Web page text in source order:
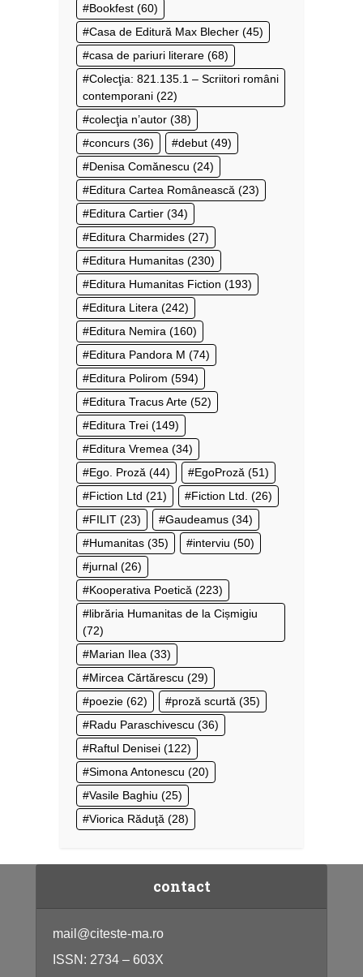
Bookfest (60)
Casa de Editură Max Blecher (45)
casa de pariuri literare (68)
Colecţia: 821.135.1 – Scriitori români
contemporani (22)
colecţia n’autor (38)
concurs (36) debut (49)
Denisa Comănescu (24)
Editura Cartea Românească (23)
Editura Cartier (34)
Editura Charmides (27)
Editura Humanitas (230)
Editura Humanitas Fiction (193)
Editura Litera (242)
Editura Nemira (160)
Editura Pandora M (74)
Editura Polirom (594)
Editura Tracus Arte (52)
Editura Trei (149)
Editura Vremea (34)
Ego. Proză (44) EgoProză (51)
Fiction Ltd (21) Fiction Ltd. (26)
FILIT (23) Gaudeamus (34)
Humanitas (35) interviu (50)
jurnal (26)
Kooperativa Poetică (223)
librăria Humanitas de la Cișmigiu
(72)
Marian Ilea (33)
Mircea Cărtărescu (29)
poezie (62) proză scurtă (35)
Radu Paraschivescu (36)
Raftul Denisei (122)
Simona Antonescu (20)
Vasile Baghiu (25)
Viorica Răduţă (28)
contact
mail@citeste-ma.ro
ISSN: 2734 – 603X